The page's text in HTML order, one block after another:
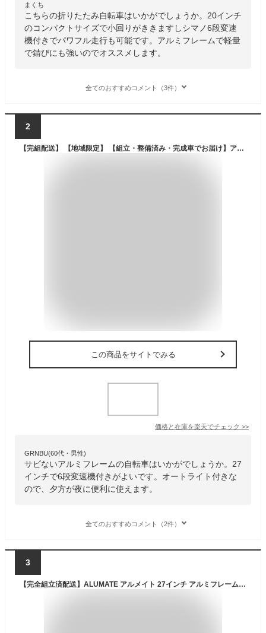
まくち
こちらの折りたたみ自転車はいかがでしょうか。20インチ
のコンパクトサイズで小回りがききますしシマノ6段変速
機付きでパワフル走行も可能です。アルミフレームで軽量
で錆びにも強いのでオススメします。
全てのおすすめコメント（3件）
2
【完組配送】 【地域限定】 【組立・整備済み・完成車でお届け】アルメイト ALUMATE S-TECH(サカモトテクノ) 自転車 27インチ 自転車 オートライト 6段変速 完組 完全組立 完成品 届いてすぐ乗れる カゴ カギ 泥除け シティサイクル アルミフレーム 自転車 新生活 通勤通学
この商品をサイトでみる
価格と在庫を楽天でチェック >>
GRNBU(60代・男性)
サビないアルミフレームの自転車はいかがでしょうか。27
インチで6段変速機付きがよいです。オートライト付きな
ので、夕方が夜に便利に使えます。
全てのおすすめコメント（2件）
3
【完全組立済配送】ALUMATE アルメイト 27インチ アルミフレーム オートライト付 シティサイクル シマノ外装6段変速 カゴ・カギ付き ローラーブレーキ 耐摩耗タイヤ装着！通勤 通学 お買い物に最適 (マッハブラック)